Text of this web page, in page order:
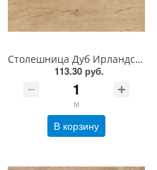
Столешница Дуб Ирландский натуральный FS1333 W2 Form Style Форма и Стиль
113.30 руб.
м
В корзину